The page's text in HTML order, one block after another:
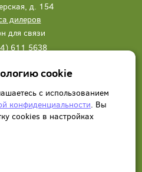
д. 154
дилеров
для связи
611 5638
Заказать звонок
cookie
с использованием
конфиденциальности. Вы
сookies в настройках